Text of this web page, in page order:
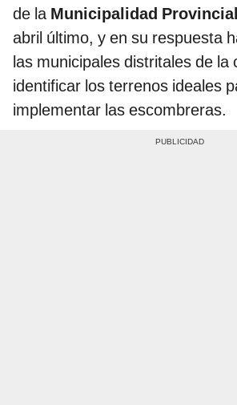
de laMunicipalidad
abril último, y en su respuesta
las municipales distritales de la
identificar los terrenos ideales
implementar las escombreras.